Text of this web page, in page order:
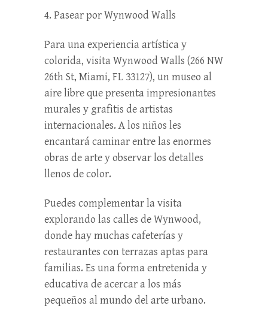
4. Pasear por Wynwood Walls
Para una experiencia artística y
colorida, visita Wynwood Walls (266 NW
26th St, Miami, FL 33127), un museo al
aire libre que presenta impresionantes
murales y grafitis de artistas
internacionales. A los niños les
encantará caminar entre las enormes
obras de arte y observar los detalles
llenos de color.
Puedes complementar la visita
explorando las calles de Wynwood,
donde hay muchas cafeterías y
restaurantes con terrazas aptas para
familias. Es una forma entretenida y
educativa de acercar a los más
pequeños al mundo del arte urbano.